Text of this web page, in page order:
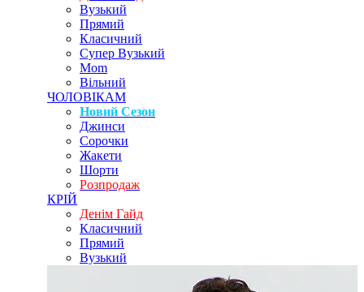
Вузький
Прямий
Класичний
Супер Вузький
Mom
Вільний
ЧОЛОВІКАМ
Новий Сезон
Джинси
Сорочки
Жакети
Шорти
Розпродаж
КРІЙ
Денім Гайд
Класичний
Прямий
Вузький